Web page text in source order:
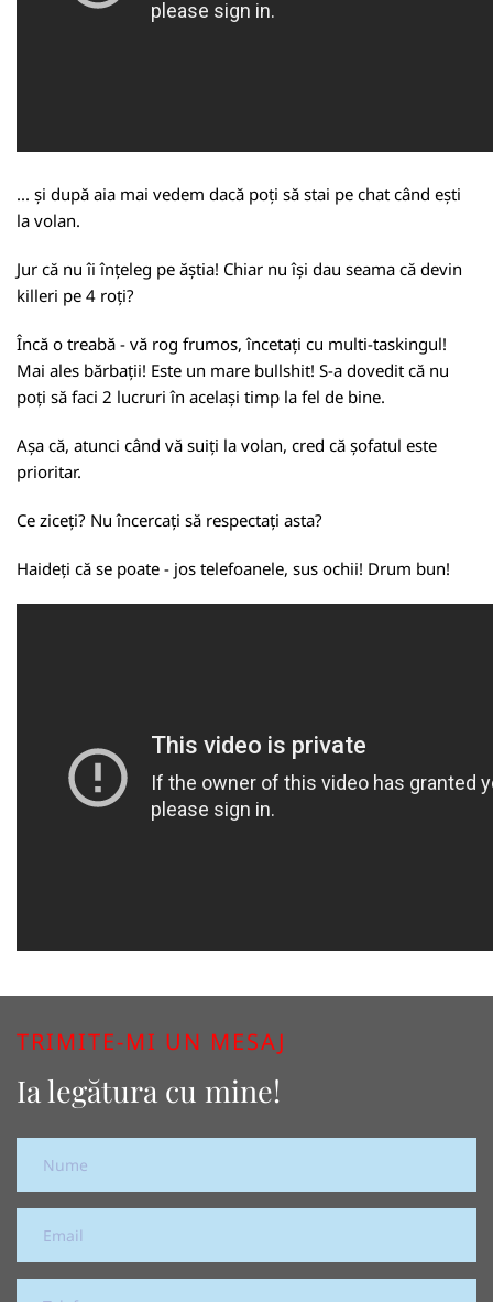
... și după aia mai vedem dacă poți să stai pe chat când ești
la volan.
Jur că nu îi înțeleg pe ăștia! Chiar nu își dau seama că devin
killeri pe 4 roți?
Încă o treabă - vă rog frumos, încetați cu multi-taskingul!
Mai ales bărbații! Este un mare bullshit! S-a dovedit că nu
poți să faci 2 lucruri în același timp la fel de bine.
Așa că, atunci când vă suiți la volan, cred că șofatul este
prioritar.
Ce ziceți? Nu încercați să respectați asta?
Haideți că se poate - jos telefoanele, sus ochii! Drum bun!
TRIMITE-MI UN MESAJ
Ia legătura cu mine!